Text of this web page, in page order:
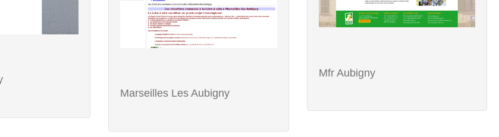
Marseilles Les Aubigny
Mfr Aubigny